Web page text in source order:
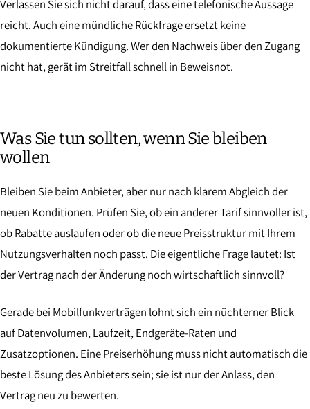
Verlassen Sie sich nicht darauf, dass eine telefonische Aussage
reicht. Auch eine mündliche Rückfrage ersetzt keine
dokumentierte Kündigung. Wer den Nachweis über den Zugang
nicht hat, gerät im Streitfall schnell in Beweisnot.
Was Sie tun sollten, wenn Sie bleiben
wollen
Bleiben Sie beim Anbieter, aber nur nach klarem Abgleich der
neuen Konditionen. Prüfen Sie, ob ein anderer Tarif sinnvoller ist,
ob Rabatte auslaufen oder ob die neue Preisstruktur mit Ihrem
Nutzungsverhalten noch passt. Die eigentliche Frage lautet: Ist
der Vertrag nach der Änderung noch wirtschaftlich sinnvoll?
Gerade bei Mobilfunkverträgen lohnt sich ein nüchterner Blick
auf Datenvolumen, Laufzeit, Endgeräte-Raten und
Zusatzoptionen. Eine Preiserhöhung muss nicht automatisch die
beste Lösung des Anbieters sein; sie ist nur der Anlass, den
Vertrag neu zu bewerten.